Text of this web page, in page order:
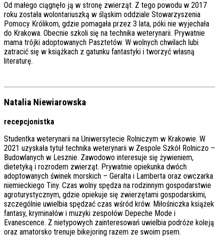
Od małego ciągnęło ją w stronę zwierząt. Z tego powodu w 2017
roku została wolontariuszką w śląskim oddziale Stowarzyszenia
Pomocy Królikom, gdzie pomagała przez 3 lata, póki nie wyjechała
do Krakowa. Obecnie szkoli się na technika weterynarii. Prywatnie
mama trójki adoptowanych Pasztetów. W wolnych chwilach lubi
zatracić się w książkach z gatunku fantastyki i tworzyć własną
literaturę.
Natalia Niewiarowska
recepcjonistka
Studentka weterynarii na Uniwersytecie Rolniczym w Krakowie. W
2021 uzyskała tytuł technika weterynarii w Zespole Szkół Rolniczo –
Budowlanych w Lesznie. Zawodowo interesuje się żywieniem,
dietetyką i rozrodem zwierząt. Prywatnie opiekunka dwóch
adoptowanych świnek morskich – Geralta i Lamberta oraz owczarka
niemieckiego Tiny. Czas wolny spędza na rodzinnym gospodarstwie
agroturystycznym, gdzie opiekuje się zwierzętami gospodarskimi,
szczególnie uwielbia spędzać czas wśród krów. Miłośniczka książek
fantasy, kryminałów i muzyki zespołów Depeche Mode i
Evanescence. Z nietypowych zainteresowań uwielbia podróże koleją
oraz amatorsko trenuje bikejoring razem ze swoim psem.